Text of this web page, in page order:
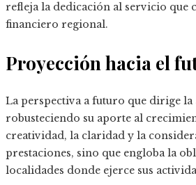
refleja la dedicación al servicio que
financiero regional.
Proyección hacia el
La perspectiva a futuro que dirige
robusteciendo su aporte al
creatividad, la claridad y la
prestaciones, sino que engloba la
localidades donde ejerce sus